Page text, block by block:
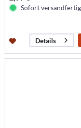
Sofort
Details